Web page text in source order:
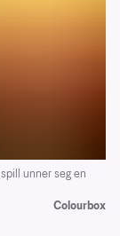
unner seg en
Colourbox